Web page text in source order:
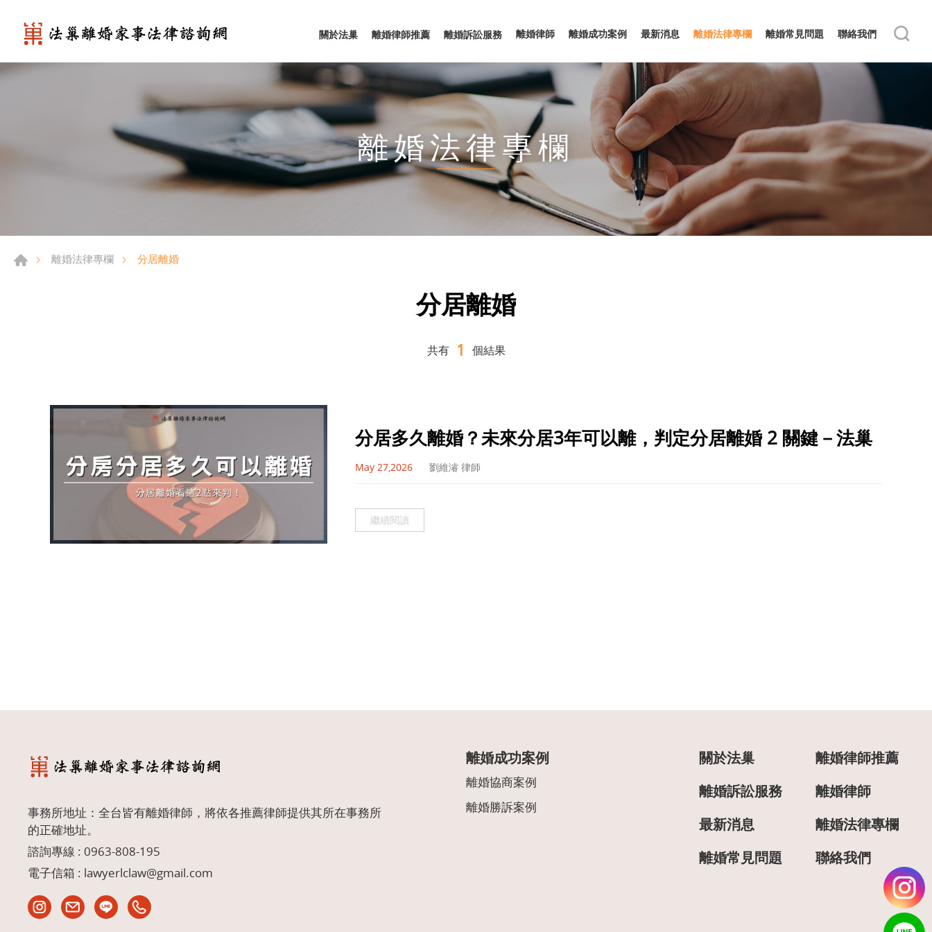
關於法巢 離婚律師推薦 離婚訴訟服務 離婚律師 離婚成功案例 最新消息 離婚法律專欄 離婚常見問題 聯絡我們
離婚法律專欄
離婚法律專欄 分居離婚
分居離婚
共有 1 個結果
分居多久離婚？未來分居3年可以離，判定分居離婚 2 關鍵－法巢
May 27,2026 劉維濬 律師
繼續閱讀
離婚成功案例
離婚協商案例
離婚勝訴案例
關於法巢
離婚律師推薦
離婚訴訟服務
離婚律師
最新消息
離婚法律專欄
離婚常見問題
聯絡我們
事務所地址：全台皆有離婚律師，將依各推薦律師提供其所在事務所
的正確地址。
諮詢專線 : 0963-808-195
電子信箱 : lawyerlclaw@gmail.com